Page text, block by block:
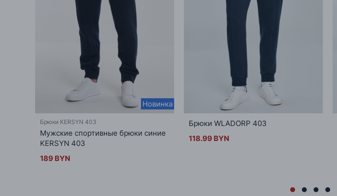
Новинка
Брюки KERSYN 403
Мужские спортивные брюки синие
KERSYN 403
189 BYN
Брюки WLADORP 403
118.99 BYN